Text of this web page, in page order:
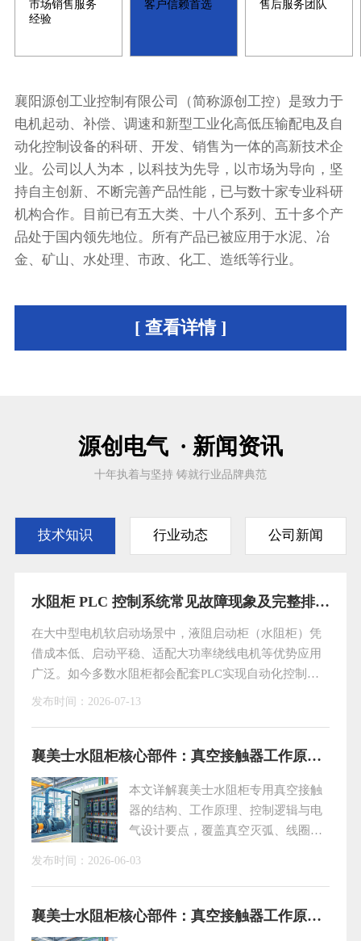
市场销售服务
经验
客户信赖首选 售后服务团队
襄阳源创工业控制有限公司（简称源创工控）是致力于
电机起动、补偿、调速和新型工业化高低压输配电及自
动化控制设备的科研、开发、销售为一体的高新技术企
业。公司以人为本，以科技为先导，以市场为导向，坚
持自主创新、不断完善产品性能，已与数十家专业科研
机构合作。目前已有五大类、十八个系列、五十多个产
品处于国内领先地位。所有产品已被应用于水泥、冶
金、矿山、水处理、市政、化工、造纸等行业。
[ 查看详情 ]
源创电气 · 新闻资讯
十年执着与坚持 铸就行业品牌典范
技术知识 行业动态 公司新闻
水阻柜 PLC 控制系统常见故障现象及完整排查处理方案
在大中型电机软启动场景中，液阻启动柜（水阻柜）凭
借成本低、启动平稳、适配大功率绕线电机等优势应用
广泛。如今多数水阻柜都会配套PLC实现自动化控制，
大幅降低人工操作强度，但PLC属于精密电子元件，长
警等各类故障。结合现场多年实操经验，下文梳理由
PLC监测逻辑触发的典型故障诱因与标准化处理办法，
方便运维人员
发布时间： 2026-07-13
襄美士水阻柜核心部件：真空接触器工作原理与应用技术解析
本文详解襄美士水阻柜专用真空接触
器的结构、工作原理、控制逻辑与电
气设计要点，覆盖真空灭弧、线圈驱
电机安全软启动，适配煤矿、冶金、
化工等恶劣工况，提升设备可靠性与
发布时间： 2026-06-03
襄美士水阻柜核心部件：真空接触器工作原理与应用技术解析